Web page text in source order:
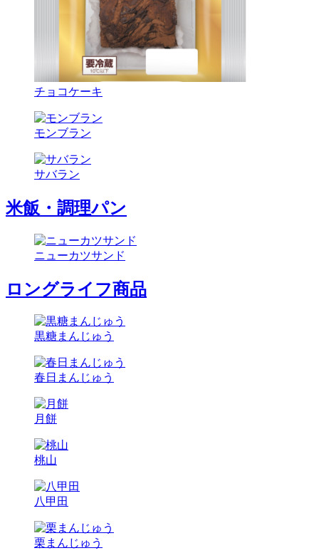
チョコケーキ
モンブラン
サバラン
米飯・調理パン
ニューカツサンド
ロングライフ商品
黒糖まんじゅう
春日まんじゅう
月餅
桃山
八甲田
栗まんじゅう